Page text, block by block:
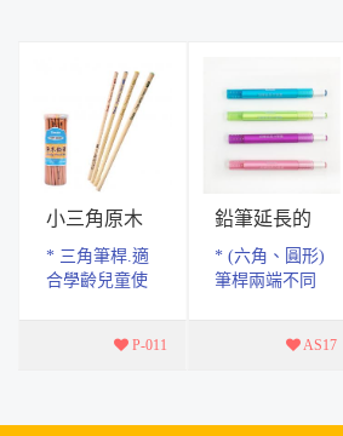
小三角原木
鉛筆 HB
* 三角筆桿.適
合學齡兒童使
擦拭 * 無漆無
學.輔助孩...
P-011
鉛筆延長的
筆套
* (六角、圓形)
筆桿兩端不同
筆。 * 使用方
使用完輕...
AS17